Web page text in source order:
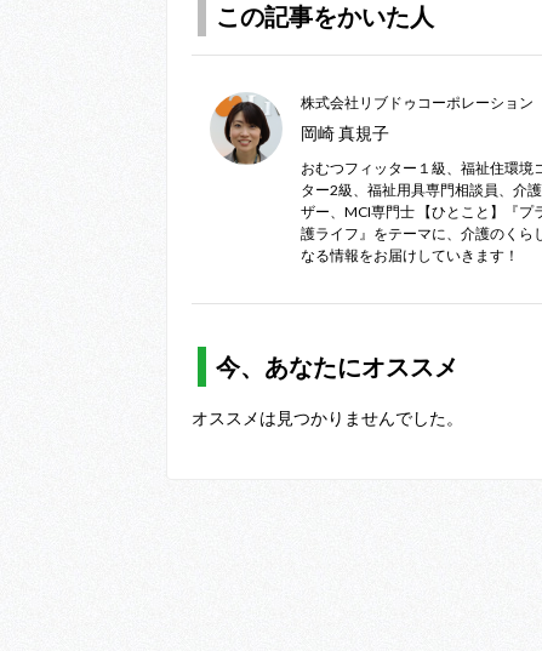
この記事をかいた人
株式会社リブドゥコーポレーション
岡崎 真規子
おむつフィッター１級、福祉住環境
ター2級、福祉用具専門相談員、介
ザー、MCI専門士 【ひとこと】『プ
護ライフ』をテーマに、介護のくら
なる情報をお届けしていきます！
今、あなたにオススメ
オススメは見つかりませんでした。